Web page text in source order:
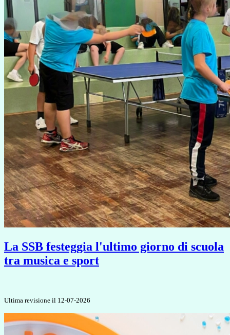
La SSB festeggia l'ultimo giorno di scuola
tra musica e sport
Ultima revisione il 12-07-2026